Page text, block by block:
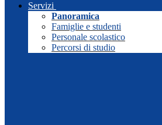
Servizi
Panoramica
Famiglie e studenti
Personale scolastico
Percorsi di studio